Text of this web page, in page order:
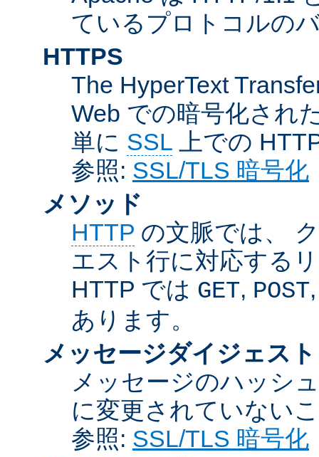
ているプロトコルの
HTTPS
The HyperText
Web での暗号化され
単に SSL 上での
参照: SSL/TLS 暗号化
メソッド
HTTP の文脈では、
エスト行に対応する
HTTP では GET, POST
あります。
メッセージダイジェスト
メッセージのハッシ
に変更されていない
参照: SSL/TLS 暗号化